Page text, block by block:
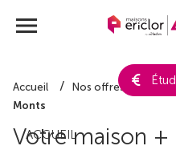
ACCUEIL
Accueil Nos offres de
Monts
Votre maison +